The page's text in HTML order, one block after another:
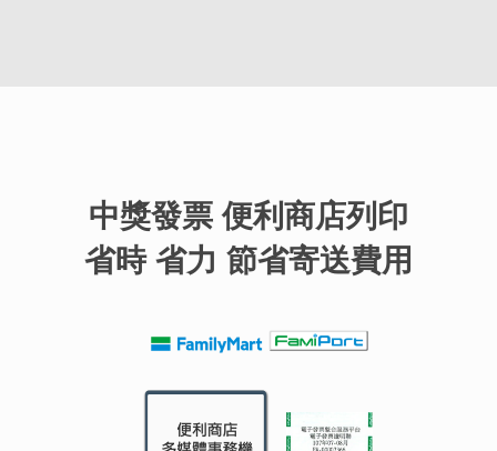
中獎發票 便利商店列印
省時 省力 節省寄送費用